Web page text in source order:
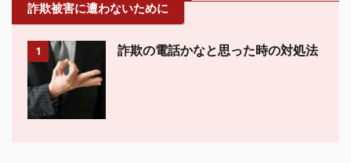
詐欺被害に遭わないために
1 詐欺の電話かなと思った時の対処法